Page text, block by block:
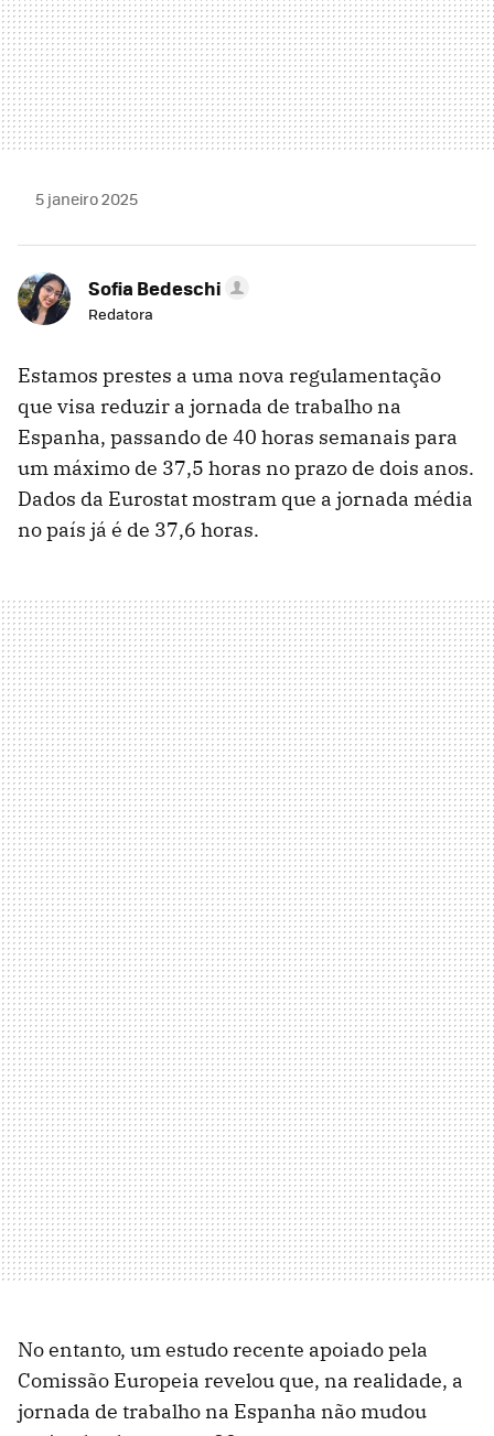
5 janeiro 2025
Sofia Bedeschi
Redatora
Estamos prestes a uma nova regulamentação
que visa reduzir a jornada de trabalho na
Espanha, passando de 40 horas semanais para
um máximo de 37,5 horas no prazo de dois anos.
Dados da Eurostat mostram que a jornada média
no país já é de 37,6 horas.
No entanto, um estudo recente apoiado pela
Comissão Europeia revelou que, na realidade, a
jornada de trabalho na Espanha não mudou